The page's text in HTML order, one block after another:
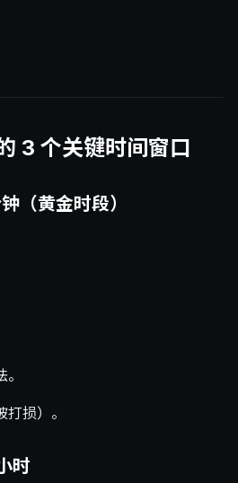
3 个关键时间窗口
（黄金时段）
损）。
时